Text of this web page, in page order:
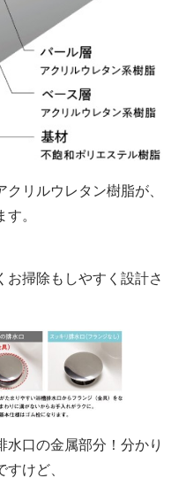
リルウレタン樹脂が、
。
お掃除もしやすく設計さ
水口の金属部分！分かり
けど、